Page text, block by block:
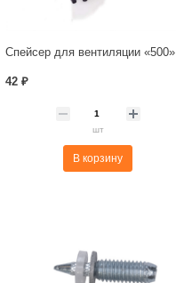
Спейсер для вентиляции «500»
42 ₽
шт
В корзину